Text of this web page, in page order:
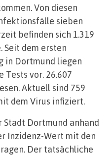
Von diesen
sieben
befinden sich 1.319
Seit dem ersten
in Dortmund liegen
Tests vor. 26.607
Aktuell sind 759
dem Virus infiziert.
Stadt Dortmund anhand
Inzidenz-Wert mit den
Der tatsächliche